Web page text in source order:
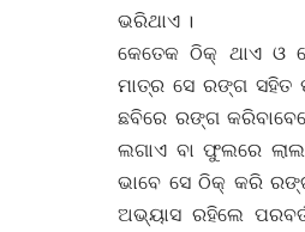
ଭରିଥାଏ ।
କେତେକ ଠିକ୍ ଥାଏ ଓ
ମାତ୍ର ସେ ରଙ୍ଗ ସହିତ
ଛବିରେ ରଙ୍ଗ
ଲଗାଏ ବା ଫୁଲରେ
ଭାବେ ସେ ଠିକ୍ କରି
ଅଭ୍ୟାସ ରହିଲେ